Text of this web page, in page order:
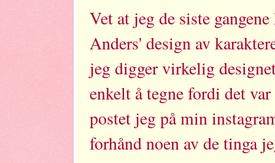
Vet at jeg de siste
Anders' design av
jeg digger virkelig
enkelt å tegne fordi det
postet jeg på min
forhånd noen av de tinga